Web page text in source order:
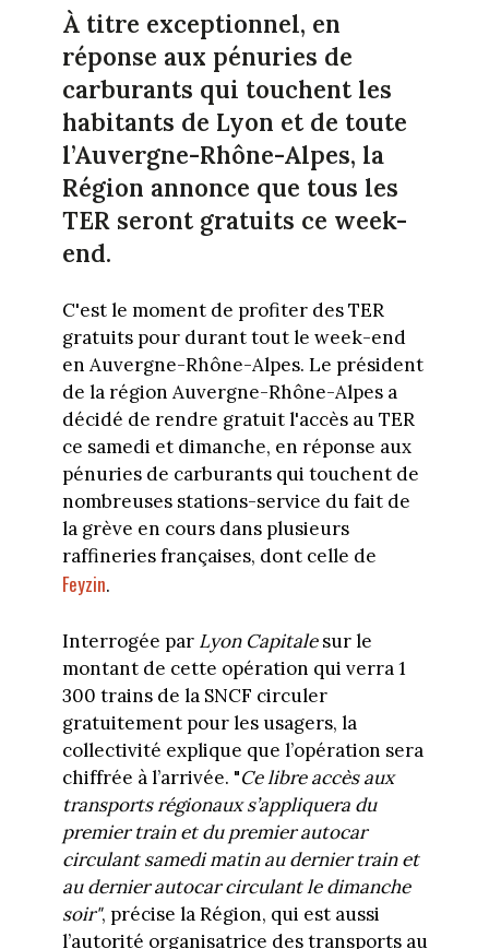
À titre exceptionnel, en
réponse aux pénuries de
carburants qui touchent les
habitants de Lyon et de toute
l’Auvergne-Rhône-Alpes, la
Région annonce que tous les
TER seront gratuits ce week-
end.
C'est le moment de profiter des TER
gratuits pour durant tout le week-end
en Auvergne-Rhône-Alpes. Le président
de la région Auvergne-Rhône-Alpes a
décidé de rendre gratuit l'accès au TER
ce samedi et dimanche, en réponse aux
pénuries de carburants qui touchent de
nombreuses stations-service du fait de
la grève en cours dans plusieurs
raffineries françaises, dont celle de
Feyzin.
Interrogée par Lyon Capitalesur le
montant de cette opération qui verra 1
300 trains de la SNCF circuler
gratuitement pour les usagers, la
collectivité explique que l’opération sera
chiffrée à l’arrivée. "Ce libre accès aux
transports régionaux s’appliquera du
premier train et du premier autocar
circulant samedi matin au dernier train et
au dernier autocar circulant le dimanche
soir", précise la Région, qui est aussi
l’autorité organisatrice des transports au